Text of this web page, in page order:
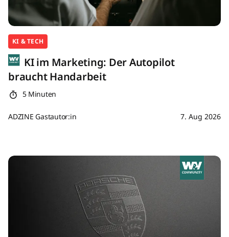
KI & TECH
KI im Marketing: Der Autopilot
braucht Handarbeit
5 Minuten
ADZINE Gastautor:in 7. Aug 2026